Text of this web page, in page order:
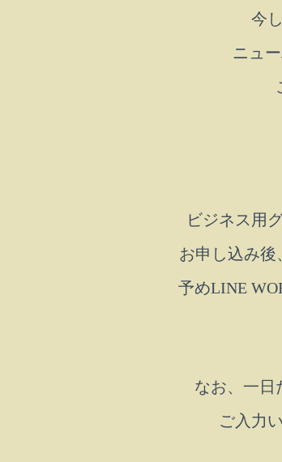
今
ニュ
ビジネス用
お申し込み後
予めLINE
なお、一日
ご入力